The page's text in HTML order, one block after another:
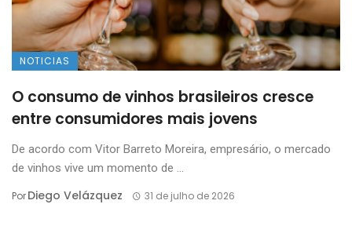
NOTICIAS
O consumo de vinhos brasileiros cresce
entre consumidores mais jovens
De acordo com Vitor Barreto Moreira, empresário, o mercado
de vinhos vive um momento de ...
PorDiego Velázquez 31 de julho de 2026